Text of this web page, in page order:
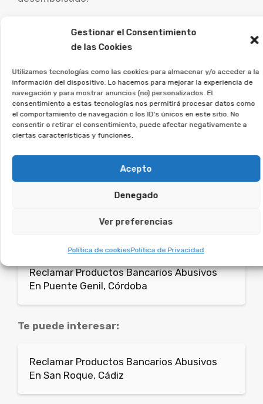
Gestionar el Consentimiento
de las Cookies
Utilizamos tecnologías como las cookies para almacenar y/o acceder a la
información del dispositivo. Lo hacemos para mejorar la experiencia de
navegación y para mostrar anuncios (no) personalizados. El
consentimiento a estas tecnologías nos permitirá procesar datos como
el comportamiento de navegación o los ID's únicos en este sitio. No
consentir o retirar el consentimiento, puede afectar negativamente a
ciertas características y funciones.
Acepto
Denegado
Ver preferencias
Política de cookiesPolítica de Privacidad
Es fundamental que las personas afectadas por
este tipo de contratos busquen asesoramiento
particular y estudiar las vías de reclamación.
La asociación Afeban
trabajamos para los
consumidores a recuperar su
dinero.
Reclamar Productos Bancarios Abusivos
En Puente Genil, Córdoba
Te puede interesar:
Reclamar Productos Bancarios Abusivos
En San Roque, Cádiz